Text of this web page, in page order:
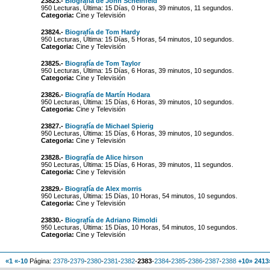
950 Lecturas, Última: 15 Días, 0 Horas, 39 minutos, 11 segundos.
Categoria: Cine y Televisión
23824.- Biografía de Tom Hardy
950 Lecturas, Última: 15 Días, 5 Horas, 54 minutos, 10 segundos.
Categoria: Cine y Televisión
23825.- Biografía de Tom Taylor
950 Lecturas, Última: 15 Días, 6 Horas, 39 minutos, 10 segundos.
Categoria: Cine y Televisión
23826.- Biografía de Martín Hodara
950 Lecturas, Última: 15 Días, 6 Horas, 39 minutos, 10 segundos.
Categoria: Cine y Televisión
23827.- Biografía de Michael Spierig
950 Lecturas, Última: 15 Días, 6 Horas, 39 minutos, 10 segundos.
Categoria: Cine y Televisión
23828.- Biografía de Alice hirson
950 Lecturas, Última: 15 Días, 6 Horas, 39 minutos, 11 segundos.
Categoria: Cine y Televisión
23829.- Biografía de Alex morris
950 Lecturas, Última: 15 Días, 10 Horas, 54 minutos, 10 segundos.
Categoria: Cine y Televisión
23830.- Biografía de Adriano Rimoldi
950 Lecturas, Última: 15 Días, 10 Horas, 54 minutos, 10 segundos.
Categoria: Cine y Televisión
«1 «-10 Página: 2378-2379-2380-2381-2382-2383-2384-2385-2386-2387-2388 +10»